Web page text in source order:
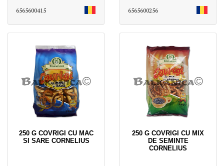
6565600415 6565600256
250 G COVRIGI CU MAC
SI SARE CORNELIUS
250 G COVRIGI CU MIX
DE SEMINTE
CORNELIUS